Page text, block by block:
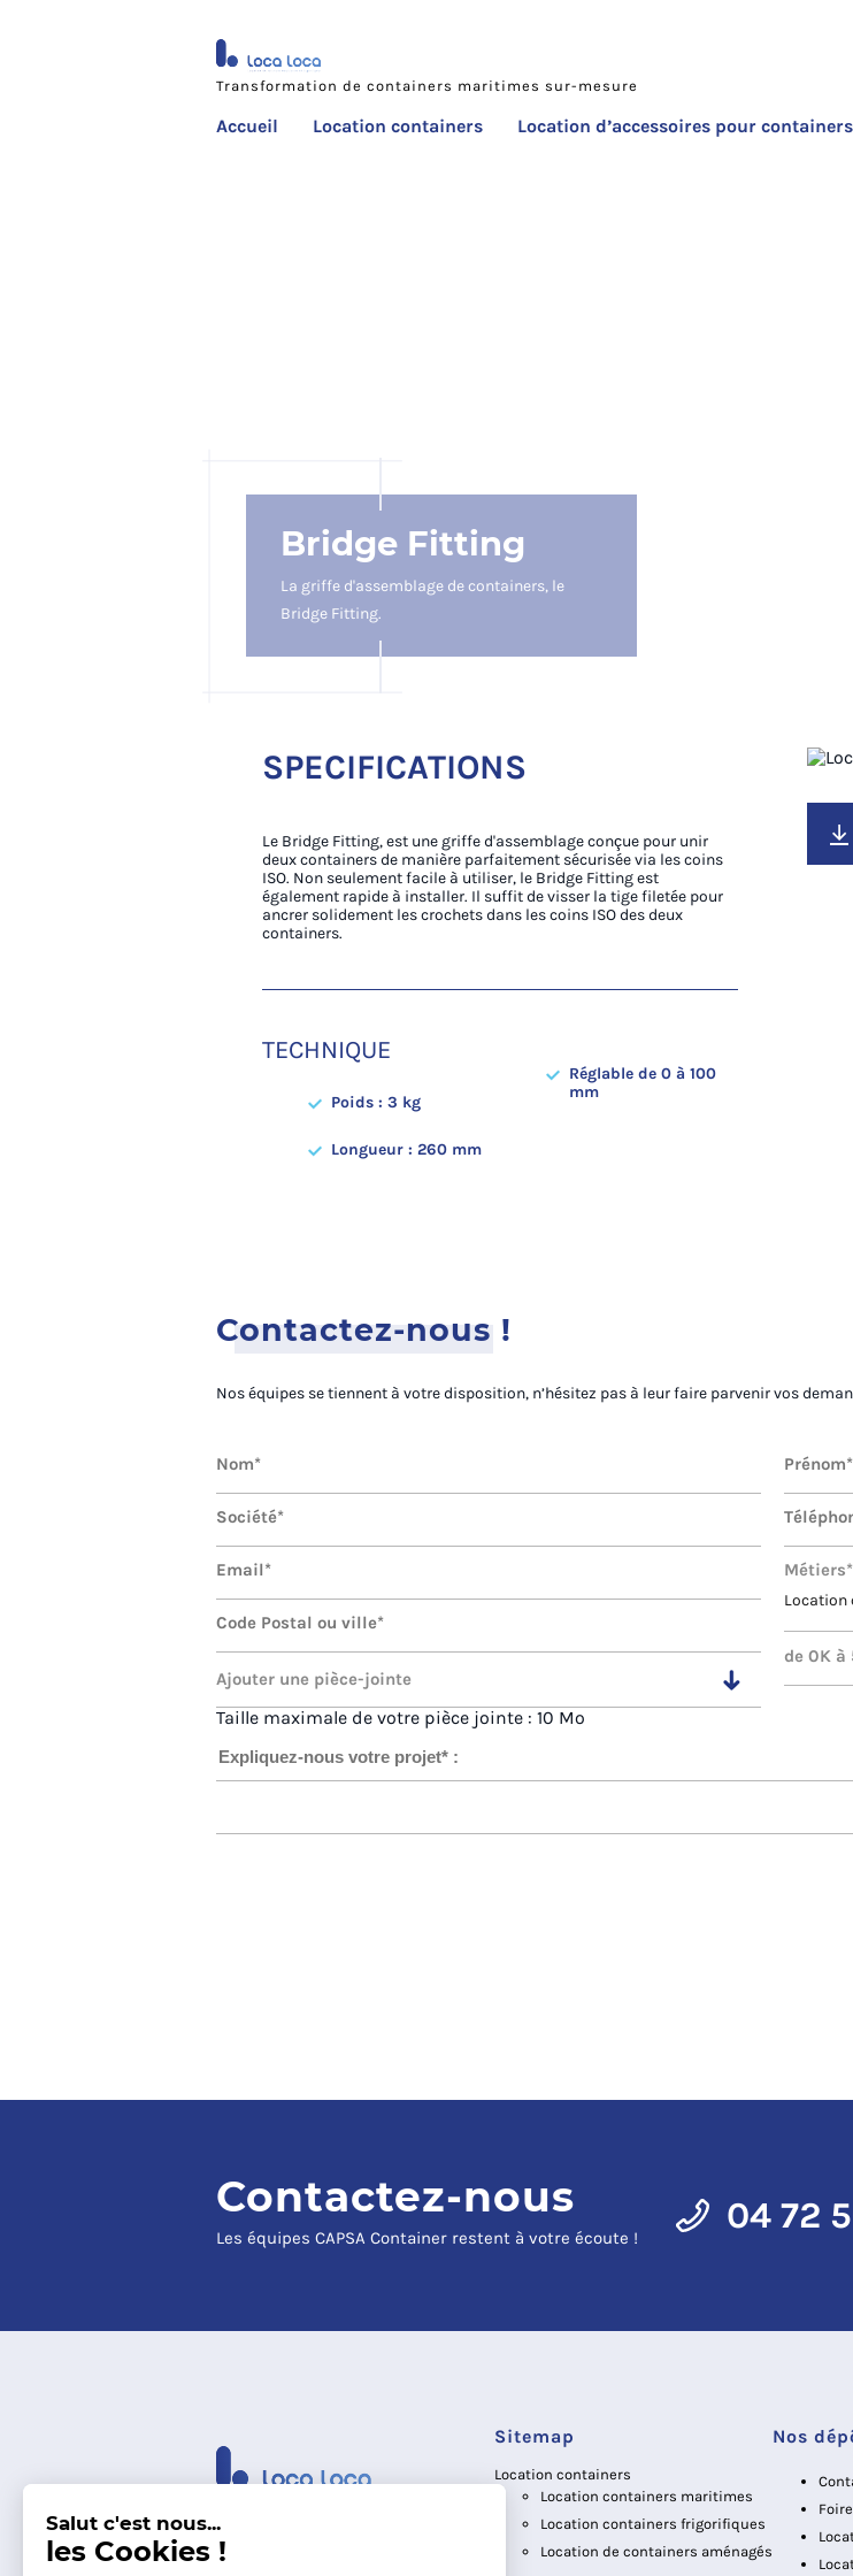
Transformation de containers maritimes sur-mesure
Accueil Location containers Location d’accessoires pour containers
Bridge Fitting
La griffe d'assemblage de containers, le
Bridge Fitting.
SPECIFICATIONS
Le Bridge Fitting, est une griffe d'assemblage conçue pour unir
deux containers de manière parfaitement sécurisée via les coins
ISO. Non seulement facile à utiliser, le Bridge Fitting est
également rapide à installer. Il suffit de visser la tige filetée pour
ancrer solidement les crochets dans les coins ISO des deux
containers.
TECHNIQUE
Poids : 3 kg
Longueur : 260 mm
Réglable de 0 à 100
mm
Contactez-nous !
Nos équipes se tiennent à votre disposition, n’hésitez pas à leur faire parvenir vos
Taille maximale de votre pièce jointe : 10 Mo
Métiers*
Location
Contactez-nous
Les équipes CAPSA Container restent à votre écoute !
04 72
Sitemap
Location containers
Location containers maritimes
Location containers frigorifiques
Location de containers aménagés
Nos
Salut c'est nous...
les Cookies !